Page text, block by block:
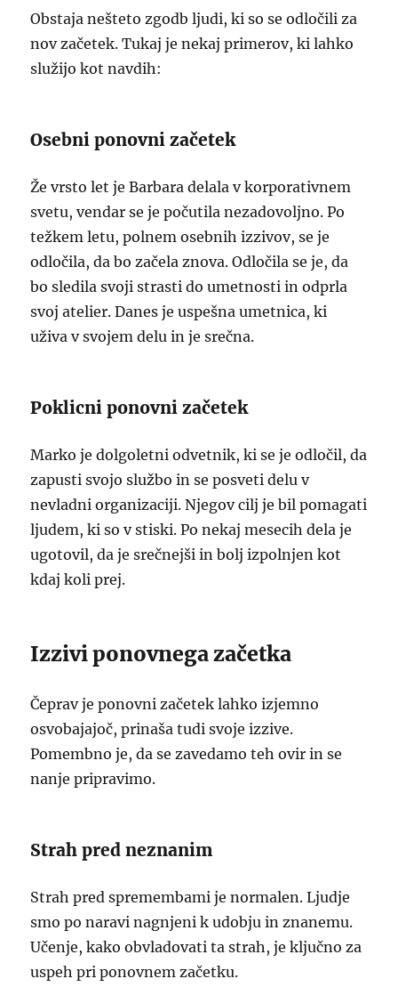
Obstaja nešteto zgodb ljudi, ki so se odločili za
nov začetek. Tukaj je nekaj primerov, ki lahko
služijo kot navdih:
Osebni ponovni začetek
Že vrsto let je Barbara delala v korporativnem
svetu, vendar se je počutila nezadovoljno. Po
težkem letu, polnem osebnih izzivov, se je
odločila, da bo začela znova. Odločila se je, da
bo sledila svoji strasti do umetnosti in odprla
svoj atelier. Danes je uspešna umetnica, ki
uživa v svojem delu in je srečna.
Poklicni ponovni začetek
Marko je dolgoletni odvetnik, ki se je odločil, da
zapusti svojo službo in se posveti delu v
nevladni organizaciji. Njegov cilj je bil pomagati
ljudem, ki so v stiski. Po nekaj mesecih dela je
ugotovil, da je srečnejši in bolj izpolnjen kot
kdaj koli prej.
Izzivi ponovnega začetka
Čeprav je ponovni začetek lahko izjemno
osvobajajoč, prinaša tudi svoje izzive.
Pomembno je, da se zavedamo teh ovir in se
nanje pripravimo.
Strah pred neznanim
Strah pred spremembami je normalen. Ljudje
smo po naravi nagnjeni k udobju in znanemu.
Učenje, kako obvladovati ta strah, je ključno za
uspeh pri ponovnem začetku.